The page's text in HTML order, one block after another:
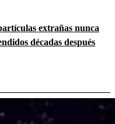
extrañas nunca
décadas después